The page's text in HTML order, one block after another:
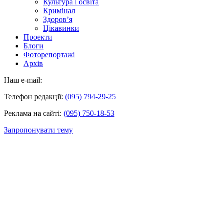
Кримінал
Здоров’я
Цікавинки
Проекти
Блоги
Фоторепортажі
Архів
Наш e-mail:
Телефон редакції: (095) 794-29-25
Реклама на сайті: (095) 750-18-53
Запропонувати тему